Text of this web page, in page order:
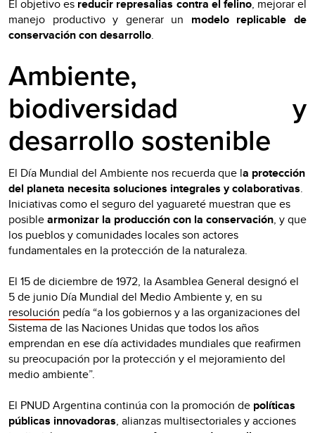
El objetivo es reducir represalias contra el felino, mejorar el
manejo productivo y generar un modelo replicable de
conservación con desarrollo.
Ambiente,
biodiversidad y
desarrollo sostenible
El Día Mundial del Ambiente nos recuerda que la protección
del planeta necesita soluciones integrales y colaborativas.
Iniciativas como el seguro del yaguareté muestran que es
posiblearmonizar la producción con la conservación, y que
los pueblos y comunidades locales son actores
fundamentales en la protección de la naturaleza.
El 15 de diciembre de 1972, la Asamblea General designó el
5 de junio Día Mundial del Medio Ambiente y, en su
resolución pedía “a los gobiernos y a las organizaciones del
Sistema de las Naciones Unidas que todos los años
emprendan en ese día actividades mundiales que reafirmen
su preocupación por la protección y el mejoramiento del
medio ambiente”.
El PNUD Argentina continúa con la promoción de políticas
públicas innovadoras, alianzas multisectoriales y acciones